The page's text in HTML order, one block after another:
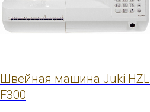
Швейная машина Juki HZL
F300